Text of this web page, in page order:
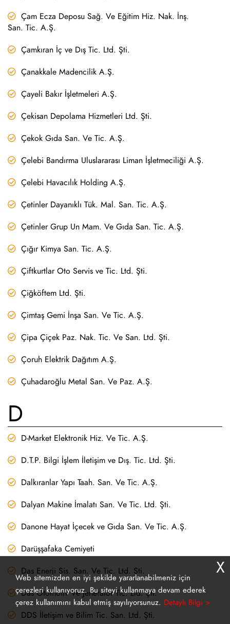
Çam Ecza Deposu Sağ. Ve Eğitim Hiz. Nak. İnş.
San. Tic. A.Ş.
Çamkıran İç ve Dış Tic. Ltd. Şti.
Çanakkale Madencilik A.Ş.
Çayeli Bakır İşletmeleri A.Ş.
Çekisan Depolama Hizmetleri Ltd. Şti.
Çekok Gıda San. Ve Tic. A.Ş.
Çelebi Bandırma Uluslararası Liman İşletmeciliği A.Ş.
Çelebi Havacılık Holding A.Ş.
Çetinler Dayanıklı Tük. Mal. San. Tic. A.Ş.
Çetinler Grup Un Mam. Ve Gıda San. Tic. A.Ş.
Çığır Kimya San. Tic. A.Ş.
Çiftkurtlar Oto Servis ve Tic. Ltd. Şti.
Çiğköftem Ltd. Şti.
Çimtaş Gemi İnşa San. Ve Tic. A.Ş.
Çipa Çiçek Paz. Nak. Tic. Ve San. Ltd. Şti.
Çoruh Elektrik Dağıtım A.Ş.
Çuhadaroğlu Metal San. Ve Paz. A.Ş.
D
D-Market Elektronik Hiz. Ve Tic. A.Ş.
D.T.P. Bilgi İşlem İletişim ve Dış. Tic. Ltd. Şti.
Dalkıranlar Yapı Taah. San. Ve Tic. A.Ş.
Dalyan Makine İmalatı San. Ve Tic. Ltd. Şti.
Danone Hayat İçecek ve Gıda San. Ve Tic. A.Ş.
Darüşşafaka Cemiyeti
Das Enerji Sis. San. Ve Tic. Ltd. Şti.
Das Otomotiv Ve Jeneratör Tic. Ltd. Şti.
DDS İletişim ve Bilim Tic. San. Ltd. Şti.
Web sitemizden en iyi şekilde yararlanabilmeniz için
çerezleri kullanıyoruz. Bu siteyi kullanmaya devam ederek
çerez kullanımını kabul etmiş sayılıyorsunuz. Detaylı Bilgi >
X